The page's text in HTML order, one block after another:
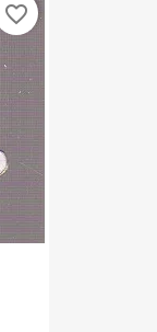
favorite_border